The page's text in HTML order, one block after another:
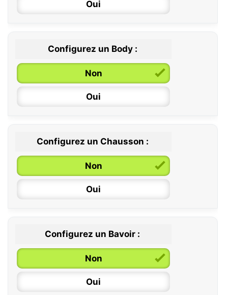
Oui
Configurez un Body :
Non
Oui
0 / 6 mois
6 / 12 mois
12 / 18 mois
Configurez un Chausson :
Non
Oui
Configurez un Bavoir :
Non
Oui